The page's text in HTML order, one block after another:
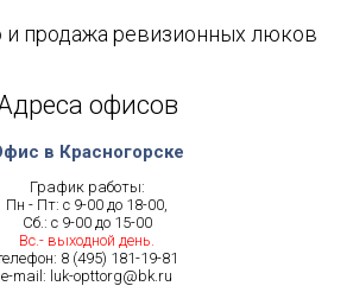
и продажа ревизионных люков
офисов
в Красногорске
График работы:
Пн - Пт: с 9-00 до 18-00,
Сб.: с 9-00 до 15-00
Вс.- выходной день.
8 (495) 181-19-81
e-mail: luk-opttorg@bk.ru